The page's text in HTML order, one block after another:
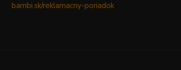
bambi.sk/reklamacny-poriadok